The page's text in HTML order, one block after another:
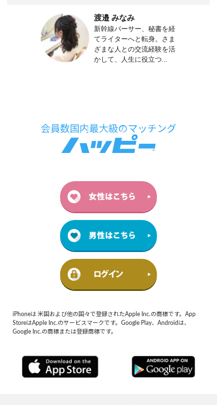
渡邉 みなみ
新幹線パーサー、秘書を経
てライターへと転身。さま
ざまな人との交流経験を活
かして、人生に役立つ...
iPhoneは 米国および他の国々で登録されたApple Inc.の商標です。App
StoreはApple Inc.のサービスマークです。Google Play、Androidは、
Google Inc.の商標または登録商標です。